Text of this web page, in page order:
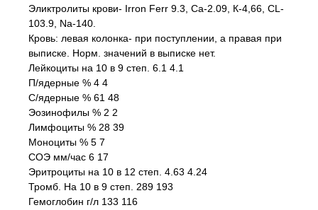
Эликтролиты крови- Irron Ferr 9.3, Ca-2.09, К-4,66, CL-
103.9, Na-140.
Кровь: левая колонка- при поступлении, а правая при
выписке. Норм. значений в выписке нет.
Лейкоциты на 10 в 9 степ. 6.1 4.1
П/ядерные % 4 4
С/ядерные % 61 48
Эозинофилы % 2 2
Лимфоциты % 28 39
Моноциты % 5 7
СОЭ мм/час 6 17
Эритроциты на 10 в 12 степ. 4.63 4.24
Тромб. На 10 в 9 степ. 289 193
Гемоглобин г/л 133 116